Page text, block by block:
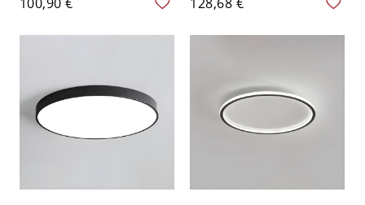
madera, con 1 luz, para
comedor - Redondo 110 A
Pasillo - Marrón 110 A 120
V Redondo